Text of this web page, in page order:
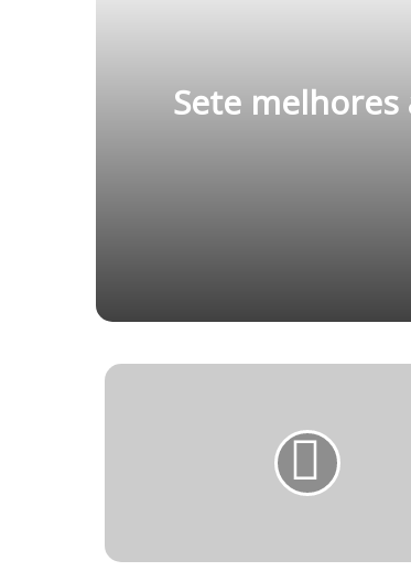
Sete
11 de abril de 2022